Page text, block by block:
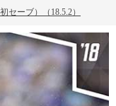
セーブ）（18.5.2）